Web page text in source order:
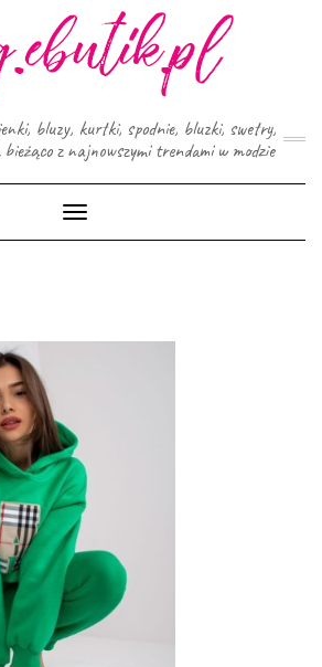
bluzy, kurtki, spodnie, bluzki, swetry,
z najnowszymi trendami w modzie
Toggle
Navigation